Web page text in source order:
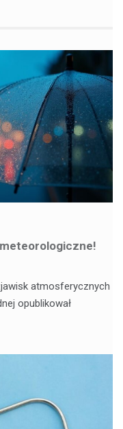
atmosferycznych
opublikował